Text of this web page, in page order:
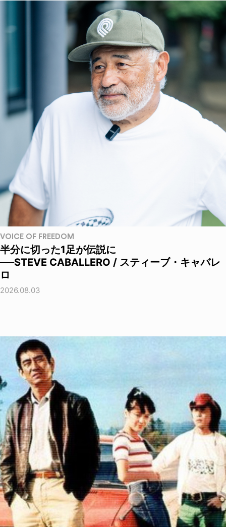
VOICE OF FREEDOM
半分に切った1足が伝説に
──STEVE CABALLERO / スティーブ・キャバレ
ロ
2026.08.03